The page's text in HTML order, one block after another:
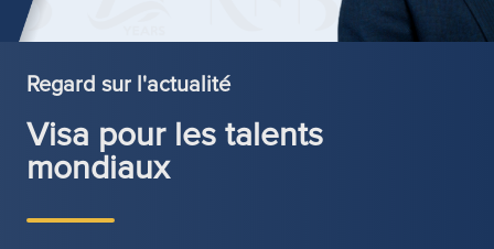
Regard sur l'actualité
Visa pour les talents
mondiaux